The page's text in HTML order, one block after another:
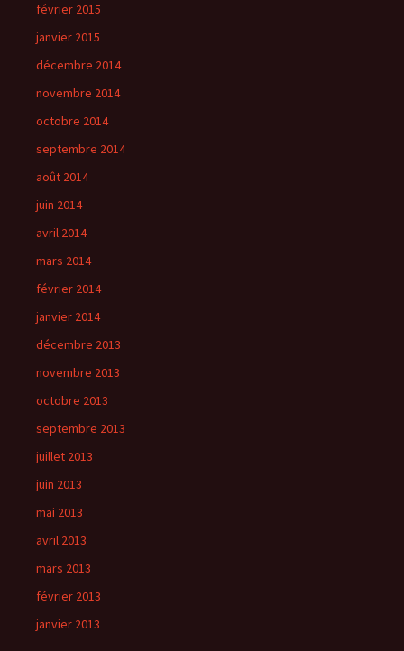
février 2015
janvier 2015
décembre 2014
novembre 2014
octobre 2014
septembre 2014
août 2014
juin 2014
avril 2014
mars 2014
février 2014
janvier 2014
décembre 2013
novembre 2013
octobre 2013
septembre 2013
juillet 2013
juin 2013
mai 2013
avril 2013
mars 2013
février 2013
janvier 2013